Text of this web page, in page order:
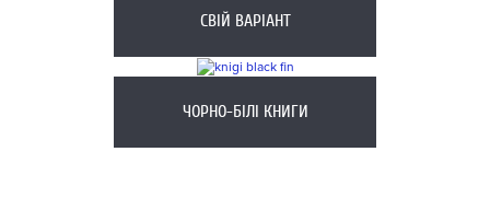
СВІЙ ВАРІАНТ
ЧОРНО-БІЛІ КНИГИ